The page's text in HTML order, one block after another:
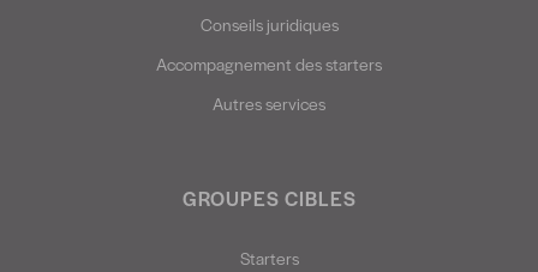
Conseils juridiques
Accompagnement des starters
Autres services
GROUPES CIBLES
Starters